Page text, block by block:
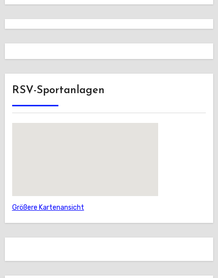
RSV-Sportanlagen
Größere Kartenansicht